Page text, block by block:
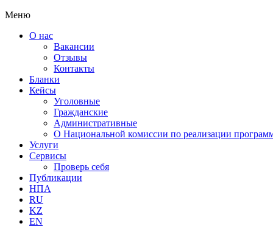
Меню
О нас
Вакансии
Отзывы
Контакты
Бланки
Кейсы
Уголовные
Гражданские
Административные
О Национальной комиссии по реализации
Услуги
Сервисы
Проверь себя
Публикации
НПА
RU
KZ
EN